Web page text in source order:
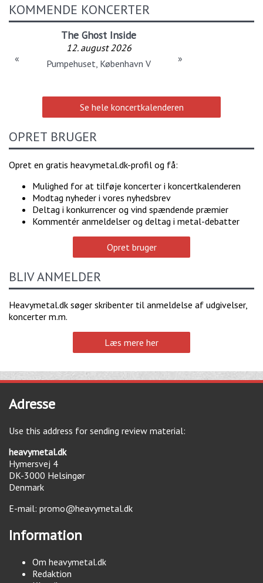
KOMMENDE KONCERTER
The Ghost Inside
12. august 2026
Pumpehuset, København V
Tailgunner
12. august 2026
Spillestedet Stengade, København N
« »
Se hele koncertkalenderen
OPRET BRUGER
Opret en gratis heavymetal.dk-profil og få:
Mulighed for at tilføje koncerter i koncertkalenderen
Modtag nyheder i vores nyhedsbrev
Deltag i konkurrencer og vind spændende præmier
Kommentér anmeldelser og deltag i metal-debatter
Opret bruger
BLIV ANMELDER
Heavymetal.dk søger skribenter til anmeldelse af udgivelser,
koncerter m.m.
Læs mere her
Adresse
Use this address for sending review material:
heavymetal.dk
Hymersvej 4
DK-3000 Helsingør
Denmark
E-mail: promo@heavymetal.dk
Information
Om heavymetal.dk
Redaktion